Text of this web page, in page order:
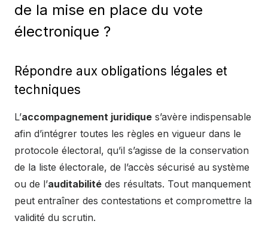
de la mise en place du vote
électronique ?
Répondre aux obligations légales et
techniques
L’accompagnement juridique s’avère indispensable
afin d’intégrer toutes les règles en vigueur dans le
protocole électoral, qu’il s’agisse de la conservation
de la liste électorale, de l’accès sécurisé au système
ou de l’auditabilité des résultats. Tout manquement
peut entraîner des contestations et compromettre la
validité du scrutin.